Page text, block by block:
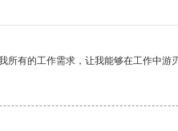
有的工作需求，让我能够在工作中游